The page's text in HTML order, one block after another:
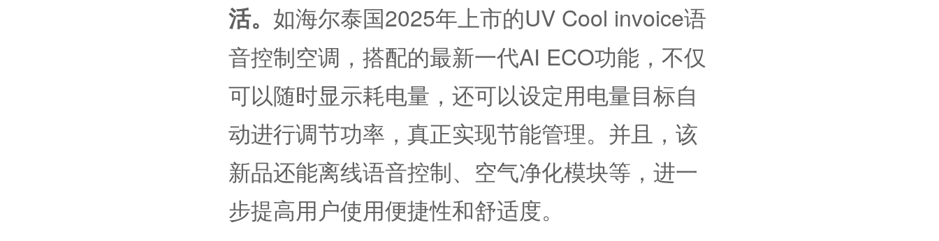
活。 如海尔泰国2025年上市的UV Cool invoice语
音控制空调，搭配的最新一代AI ECO功能，不仅
可以随时显示耗电量，还可以设定用电量目标自
动进行调节功率，真正实现节能管理。并且，该
新品还能离线语音控制、空气净化模块等，进一
步提高用户使用便捷性和舒适度。